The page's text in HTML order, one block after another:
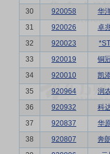
30
920058 华
31
920026 卓
32
920023
33
920019 铜
34
920010 凯
35
920964 润
36
920932 科
37
920837 华
38
920807 奔